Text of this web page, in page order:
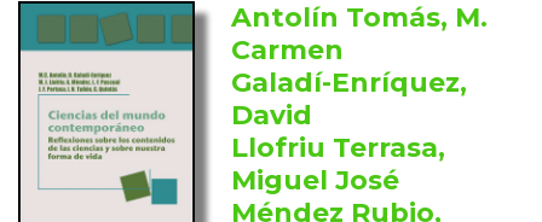
Antolín Tomás, M.
Carmen
Galadí-Enríquez,
David
Llofriu Terrasa,
Miguel José
Méndez Rubio,